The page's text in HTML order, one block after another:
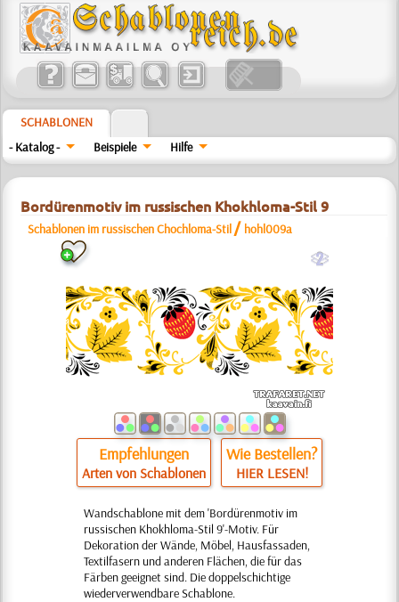
SCHABLONEN
- Katalog -
Beispiele Hilfe
Bordürenmotiv im russischen Khokhloma-Stil 9
Schablonen im russischen Chochloma-Stil / hohl009a
b
Empfehlungen
Arten von Schablonen
Wie Bestellen?
HIER LESEN!
Wandschablone mit dem 'Bordürenmotiv im
russischen Khokhloma-Stil 9'-Motiv. Für
Dekoration der Wände, Möbel, Hausfassaden,
Textilfasern und anderen Flächen, die für das
Färben geeignet sind. Die doppelschichtige
wiederverwendbare Schablone.